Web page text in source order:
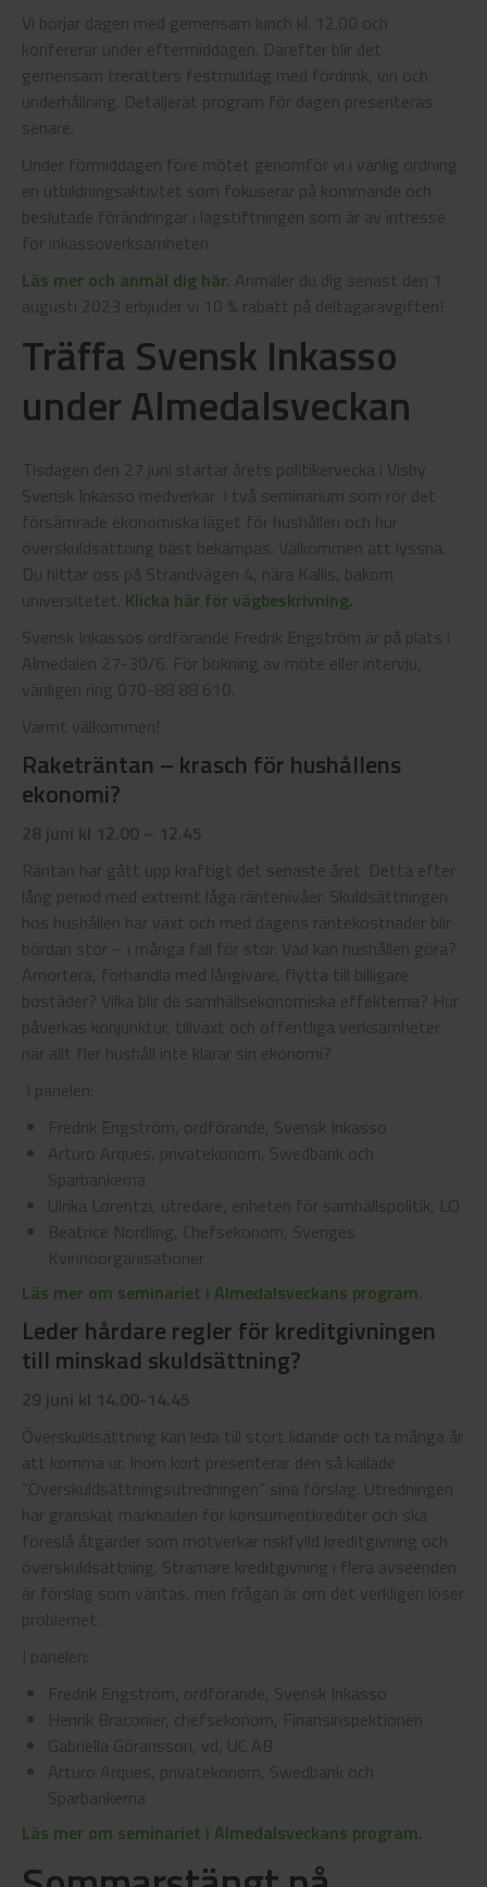
Vi börjar dagen med gemensam lunch kl. 12.00 och
konfererar under eftermiddagen. Därefter blir det
gemensam trerätters festmiddag med fördrink, vin och
underhållning. Detaljerat program för dagen presenteras
senare.
Under förmiddagen före mötet genomför vi i vanlig ordning
en utbildningsaktivtet som fokuserar på kommande och
beslutade förändringar i lagstiftningen som är av intresse
för inkassoverksamheten.
Läs mer och anmäl dig här. Anmäler du dig senast den 1
augusti 2023 erbjuder vi 10 % rabatt på deltagaravgiften!
Träffa Svensk Inkasso
under Almedalsveckan
Tisdagen den 27 juni startar årets politikervecka i Visby.
Svensk Inkasso medverkar i två seminarium som rör det
försämrade ekonomiska läget för hushållen och hur
överskuldsättning bäst bekämpas. Välkommen att lyssna.
Du hittar oss på Strandvägen 4, nära Kallis, bakom
universitetet. Klicka här för vägbeskrivning.
Svensk Inkassos ordförande Fredrik Engström är på plats i
Almedalen 27-30/6. För bokning av möte eller intervju,
vänligen ring 070-88 88 610.
Varmt välkommen!
Raketräntan – krasch för hushållens
ekonomi?
28 juni kl 12.00 – 12.45
Räntan har gått upp kraftigt det senaste året. Detta efter
lång period med extremt låga räntenivåer. Skuldsättningen
hos hushållen har växt och med dagens räntekostnader blir
bördan stor – i många fall för stor. Vad kan hushållen göra?
Amortera, förhandla med långivare, flytta till billigare
bostäder? Vilka blir de samhällsekonomiska effekterna? Hur
påverkas konjunktur, tillväxt och offentliga verksamheter
när allt fler hushåll inte klarar sin ekonomi?
I panelen:
Fredrik Engström, ordförande, Svensk Inkasso
Arturo Arques, privatekonom, Swedbank och
Sparbankerna
Ulrika Lorentzi, utredare, enheten för samhällspolitik, LO
Beatrice Nordling, Chefsekonom, Sveriges
Kvinnoorganisationer
Läs mer om seminariet i Almedalsveckans program.
Leder hårdare regler för kreditgivningen
till minskad skuldsättning?
29 juni kl 14.00-14.45
Överskuldsättning kan leda till stort lidande och ta många år
att komma ur. Inom kort presenterar den så kallade
”Överskuldsättningsutredningen” sina förslag. Utredningen
har granskat marknaden för konsumentkrediter och ska
föreslå åtgärder som motverkar riskfylld kreditgivning och
överskuldsättning. Stramare kreditgivning i flera avseenden
är förslag som väntas, men frågan är om det verkligen löser
problemet.
I panelen:
Fredrik Engström, ordförande, Svensk Inkasso
Henrik Braconier, chefsekonom, Finansinspektionen
Gabriella Göransson, vd, UC AB
Arturo Arques, privatekonom, Swedbank och
Sparbankerna
Läs mer om seminariet i Almedalsveckans program.